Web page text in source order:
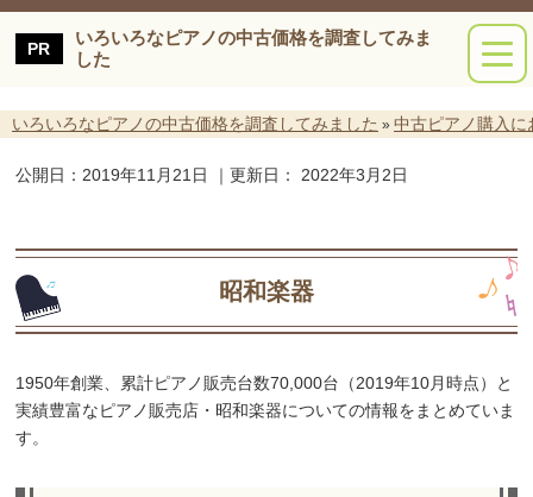
いろいろなピアノの中古価格を調査してみま
した
いろいろなピアノの中古価格を調査してみました » 中古ピアノ購入に
公開日： 2019年11月21日 ｜更新日： 2022年3月2日
昭和楽器
1950年創業、累計ピアノ販売台数70,000台（2019年10月時点）と
実績豊富なピアノ販売店・昭和楽器についての情報をまとめていま
す。